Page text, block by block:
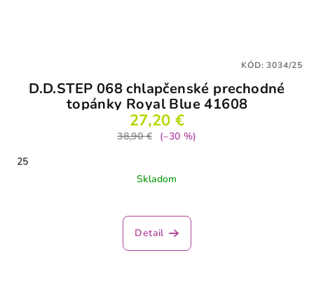
D.D.STEP 068 chlapčenské prechodné
topánky Royal Blue 41608
27,20 €
38,90 €
(–30 %)
25
Skladom
Detail
KÓD:3034/25